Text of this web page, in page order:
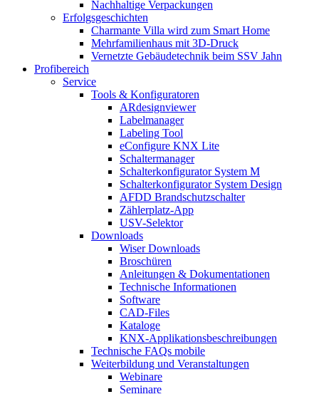
Nachhaltige Verpackungen
Erfolgsgeschichten
Charmante Villa wird zum Smart Home
Mehrfamilienhaus mit 3D-Druck
Vernetzte Gebäudetechnik beim SSV Jahn
Profibereich
Service
Tools & Konfiguratoren
ARdesignviewer
Labelmanager
Labeling Tool
eConfigure KNX Lite
Schaltermanager
Schalterkonfigurator System M
Schalterkonfigurator System Design
AFDD Brandschutzschalter
Zählerplatz-App
USV-Selektor
Downloads
Wiser Downloads
Broschüren
Anleitungen & Dokumentationen
Technische Informationen
Software
CAD-Files
Kataloge
KNX-Applikationsbeschreibungen
Technische FAQs mobile
Weiterbildung und Veranstaltungen
Webinare
Seminare